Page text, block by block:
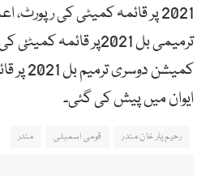
2021 پر قائمہ کمیٹی کی
ترمیمی بل 2021پر
کمیشن
ایوان میں پیش کی گئی۔
رحیم یار خان مندر قومی اسمبلی مندر